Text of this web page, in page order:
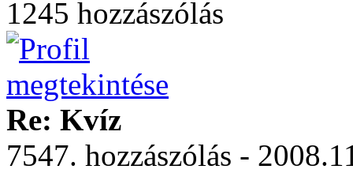
1245 hozzászólás
Re: Kvíz
7547. hozzászólás -